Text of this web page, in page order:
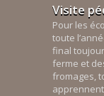
Visite
Pour les
toute
final
ferme et
fromages,